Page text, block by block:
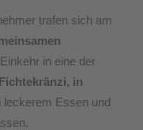
trafen sich am
in eine der
in
leckerem Essen und